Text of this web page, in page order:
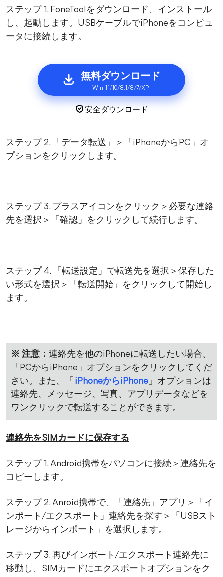
ステップ 1. FoneToolをダウンロード、インストール
し、起動します。USBケーブルでiPhoneをコンピュ
ータに接続します。
無料ダウンロード
Win 11/10/8.1/8/7/XP
安全ダウンロード
ステップ 2. 「データ転送」＞「iPhoneからPC」オ
プションをクリックします。
ステップ 3. プラスアイコンをクリック＞必要な連絡
先を選択＞「確認」をクリックして続行します。
ステップ 4. 「転送設定」で転送先を選択＞保存した
い形式を選択＞「転送開始」をクリックして開始し
ます。
※ 注意： 連絡先を他のiPhoneに転送したい場合、
「PCからiPhone」オプションをクリックしてくだ
さい。また、「 iPhoneからiPhone」オプションは
連絡先、メッセージ、写真、アプリデータなどを
ワンクリックで転送することができます。
連絡先をSIMカードに保存する
ステップ 1. Android携帯をパソコンに接続＞連絡先を
コピーします。
ステップ 2. Anroid携帯で、「連絡先」アプリ＞「イ
ンポート/エクスポート」連絡先を探す＞「USBスト
レージからインポート」を選択します。
ステップ 3. 再びインポート/エクスポート連絡先に
移動し、SIMカードにエクスポートオプションをク